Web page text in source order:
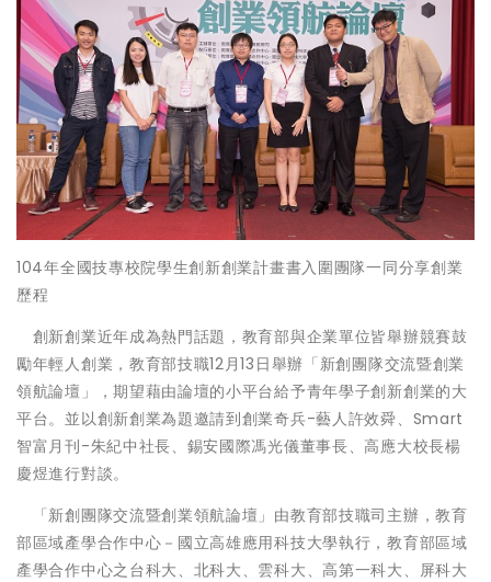
104年全國技專校院學生創新創業計畫書入圍團隊一同分享創業
歷程
創新創業近年成為熱門話題，教育部與企業單位皆舉辦競賽鼓
勵年輕人創業，教育部技職12月13日舉辦「新創團隊交流暨創業
領航論壇」，期望藉由論壇的小平台給予青年學子創新創業的大
平台。並以創新創業為題邀請到創業奇兵-藝人許效舜、Smart
智富月刊-朱紀中社長、錫安國際馮光儀董事長、高應大校長楊
慶煜進行對談。
「新創團隊交流暨創業領航論壇」由教育部技職司主辦，教育
部區域產學合作中心－國立高雄應用科技大學執行，教育部區域
產學合作中心之台科大、北科大、雲科大、高第一科大、屏科大